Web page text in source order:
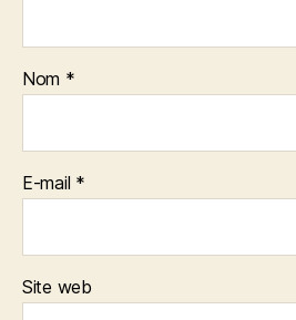
Nom *
E-mail *
Site web